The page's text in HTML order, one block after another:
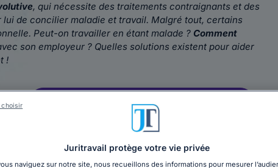
, qui nécessite des traitements contraignants et des
de concilier maladie et travail. Malgré tout, certains
Peut-on travailler en étant malade ? Comment
son employeur ? Quelles solutions existent pour aider
!
Téléchargez notre dossier sur l'arrêt maladie
Juritravail protège votre vie privée
naviguez sur notre site, nous recueillons des informations pour mesurer
choisir